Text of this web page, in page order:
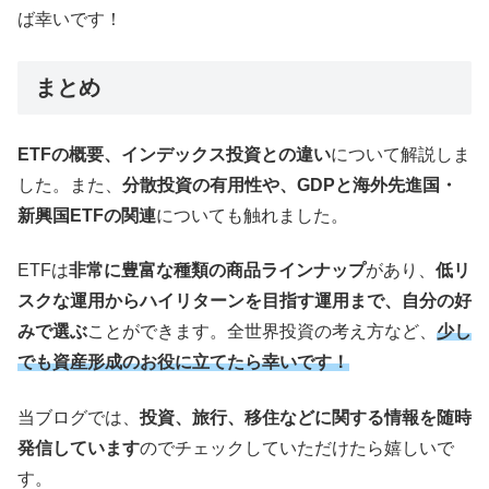
ば幸いです！
まとめ
ETFの概要、インデックス投資との違いについて解説しま
した。また、 分散投資の有用性や、GDPと海外先進国・
新興国ETFの関連についても触れました。
ETFは非常に豊富な種類の商品ラインナップがあり、 低リ
スクな運用からハイリターンを目指す運用まで、自分の好
みで選ぶことができます。全世界投資の考え方など、 少し
でも資産形成のお役に立てたら幸いです！
当ブログでは、 投資、旅行、移住などに関する情報を随時
発信していますのでチェックしていただけたら嬉しいで
す。